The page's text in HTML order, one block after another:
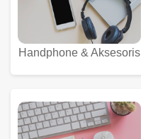
Handphone & Aksesoris